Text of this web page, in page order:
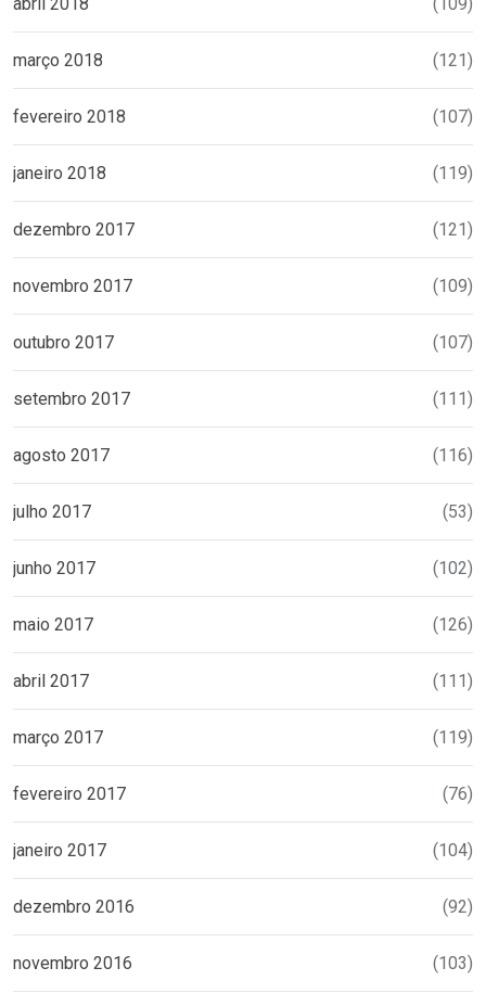
março 2018 (121)
fevereiro 2018 (107)
janeiro 2018 (119)
dezembro 2017 (121)
novembro 2017 (109)
outubro 2017 (107)
setembro 2017 (111)
agosto 2017 (116)
julho 2017 (53)
junho 2017 (102)
maio 2017 (126)
abril 2017 (111)
março 2017 (119)
fevereiro 2017 (76)
janeiro 2017 (104)
dezembro 2016 (92)
novembro 2016 (103)